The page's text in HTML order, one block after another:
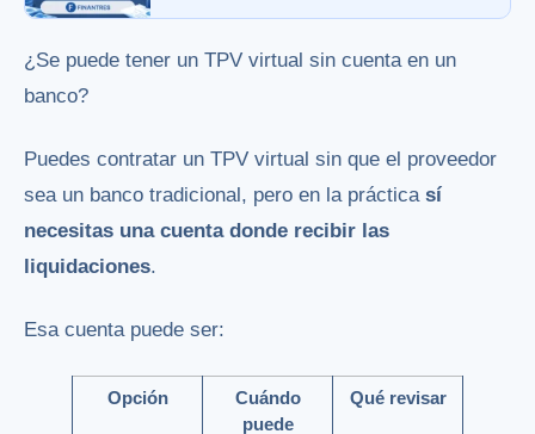
¿Se puede tener un TPV virtual sin cuenta en un
banco?
Puedes contratar un TPV virtual sin que el proveedor
sea un banco tradicional, pero en la práctica sí
necesitas una cuenta donde recibir las
liquidaciones.
Esa cuenta puede ser:
Opción
Cuándo
puede
Qué revisar